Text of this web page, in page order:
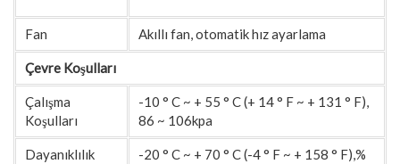
Fan Akıllı fan, otomatik hız ayarlama
Çevre Koşulları
Çalışma
Koşulları
-10 ° C ~ + 55 ° C (+ 14 ° F ~ + 131 ° F),
86 ~ 106kpa
Dayanıklılık
-20 ° C ~ + 70 ° C (-4 ° F ~ + 158 ° F),%